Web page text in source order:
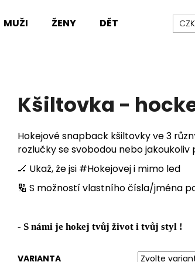
MUŽI ŽENY DĚTI KŠILTOVKY
CZK
Kšiltovka -
Hokejové snapback kšiltovky ve 3
rozlučky se svobodou nebo jakoukoliv
🏒​ Ukaž, že jsi #Hokejovej i mimo led
🔢​ S možností vlastního čísla/jména
- S námi je hokej tvůj život i tvůj styl !
VARIANTA
HLEDAT